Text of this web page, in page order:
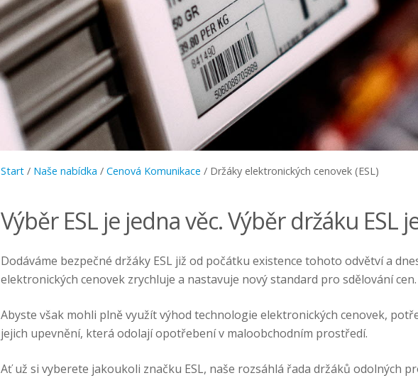
Start/ Naše nabídka / Cenová Komunikace / Držáky elektronických cenovek (ESL)
Výběr ESL je jedna věc. Výběr držáku ESL
Dodáváme bezpečné držáky ESL již od počátku existence tohoto odvětví a
elektronických cenovek zrychluje a nastavuje nový standard pro sdělování cen.
Abyste však mohli plně využít výhod technologie elektronických cenovek,
jejich upevnění, která odolají opotřebení v maloobchodním prostředí.
Ať už si vyberete jakoukoli značku ESL, naše rozsáhlá řada držáků odolných